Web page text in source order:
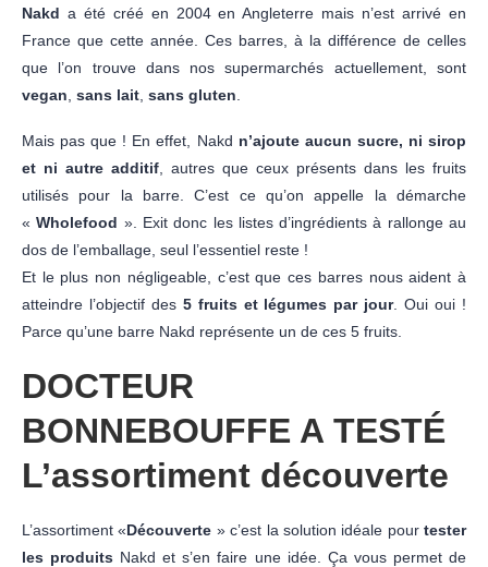
Nakd a été créé en 2004 en Angleterre mais n’est arrivé en
France que cette année. Ces barres, à la différence de celles
que l’on trouve dans nos supermarchés actuellement, sont
vegan sans lait sans gluten
Mais pas que ! En effet, Nakd n’ajoute aucun sucre, ni sirop
et ni autre additif , autres que ceux présents dans les fruits
utilisés pour la barre. C’est ce qu’on appelle la démarche
«Wholefood ». Exit donc les listes d’ingrédients à rallonge au
dos de l’emballage, seul l’essentiel reste !
Et le plus non négligeable, c’est que ces barres nous aident à
atteindre l’objectif des 5 fruits et légumes par jour. Oui oui !
Parce qu’une barre Nakd représente un de ces 5 fruits.
DOCTEUR
BONNEBOUFFE A TESTÉ
L’assortiment découverte
L’assortiment «Découverte » c’est la solution idéale pour tester
les produits Nakd et s’en faire une idée. Ça vous permet de